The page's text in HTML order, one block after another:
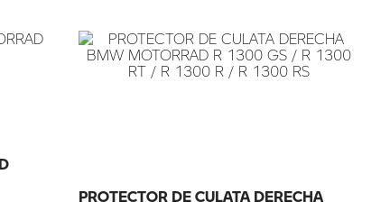
PROTECTOR DE CULATA DERECHA